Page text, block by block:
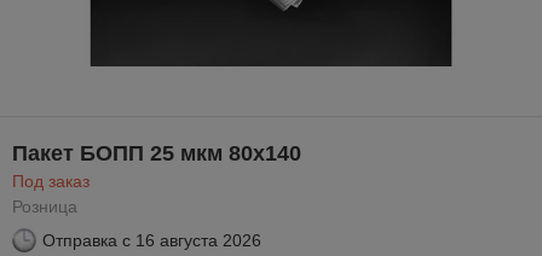
Пакет БОПП 25 мкм 80х140
Под заказ
Розница
Отправка с 16 августа 2026